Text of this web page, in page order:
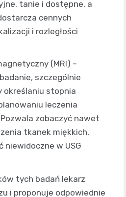
tanie i dostępne, a
cennych
i rozległości
(MRI) –
szczególnie
określaniu stopnia
leczenia
zobaczyć nawet
tkanek miękkich,
niewidoczne w USG
tych badań lekarz
i proponuje odpowiednie